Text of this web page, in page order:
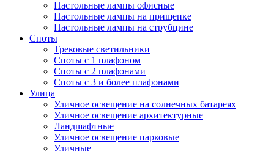
Настольные лампы офисные
Настольные лампы на прищепке
Настольные лампы на струбцине
Споты
Трековые светильники
Споты с 1 плафоном
Споты с 2 плафонами
Споты с 3 и более плафонами
Улица
Уличное освещение на солнечных батареях
Уличное освещение архитектурные
Ландшафтные
Уличное освещение парковые
Уличные